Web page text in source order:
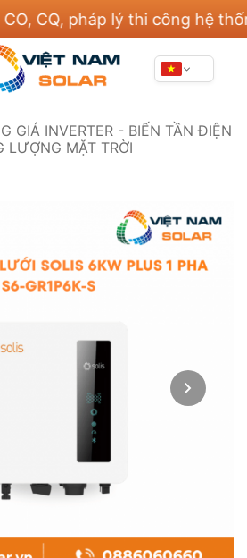
pháp lý thi công hệ thống điện
GIÁ INVERTER - BIẾN TẦN ĐIỆN
LƯỢNG MẶT TRỜI